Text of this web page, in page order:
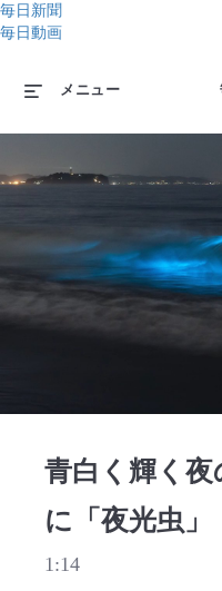
毎日新聞
毎日動画
メニュー
青白く輝く
に「夜光虫」
1:14